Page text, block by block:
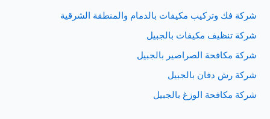
شركة فك وتركيب مكيفات بالدمام والمنطقة الشرقية
شركة تنظيف مكيفات بالجبيل
شركة مكافحة الصراصير بالجبيل
شركة رش دفان بالجبيل
شركة مكافحة الوزغ بالجبيل